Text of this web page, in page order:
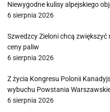
Niewygodne kulisy alpejskiego
6 sierpnia 2026
Szwedzcy Zieloni chcą
ceny paliw
6 sierpnia 2026
Z życia Kongresu Polonii
wybuchu Powstania
6 sierpnia 2026